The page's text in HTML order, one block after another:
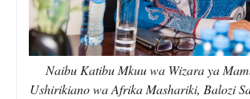
Naibu Katibu Mkuu wa Wizara ya
Ushirikiano wa Afrika Mashariki, Balozi